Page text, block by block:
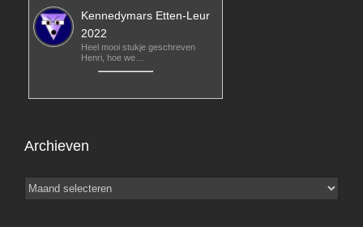
Kennedymars Etten-Leur
2022
Heel mooi stukje geschreven
Henri, hoe we…
Archieven
Archieven